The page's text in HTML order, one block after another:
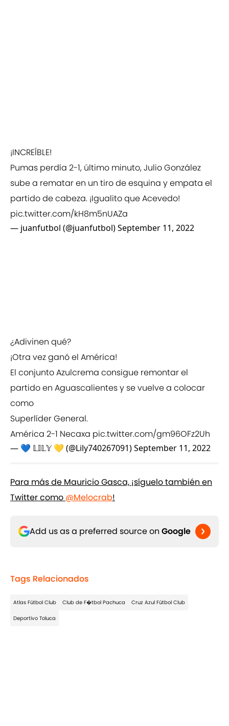
¡INCREÍBLE!
Pumas perdía 2-1, último minuto, Julio González
sube a rematar en un tiro de esquina y empata el
partido de cabeza. ¡Igualito que Acevedo!
pic.twitter.com/kH8m5nUAZa
— juanfutbol (@juanfutbol)September 11, 2022
¿Adivinen qué?
¡Otra vez ganó el América!
El conjunto Azulcrema consigue remontar el
partido en Aguascalientes y se vuelve a colocar
como
Superlíder General.
América 2-1 Necaxa pic.twitter.com/gm96OFz2Uh
— 💙 𝕃𝕀𝕃𝕐 💛 (@Lily740267091)September 11, 2022
Para más de Mauricio Gasca, ¡síguelo también en
Twitter como @Melocrab!
Add us as a preferred source on Google
Tags Relacionados
Atlas Fútbol Club Club de F�tbol Pachuca Cruz Azul Fútbol Club
Deportivo Toluca